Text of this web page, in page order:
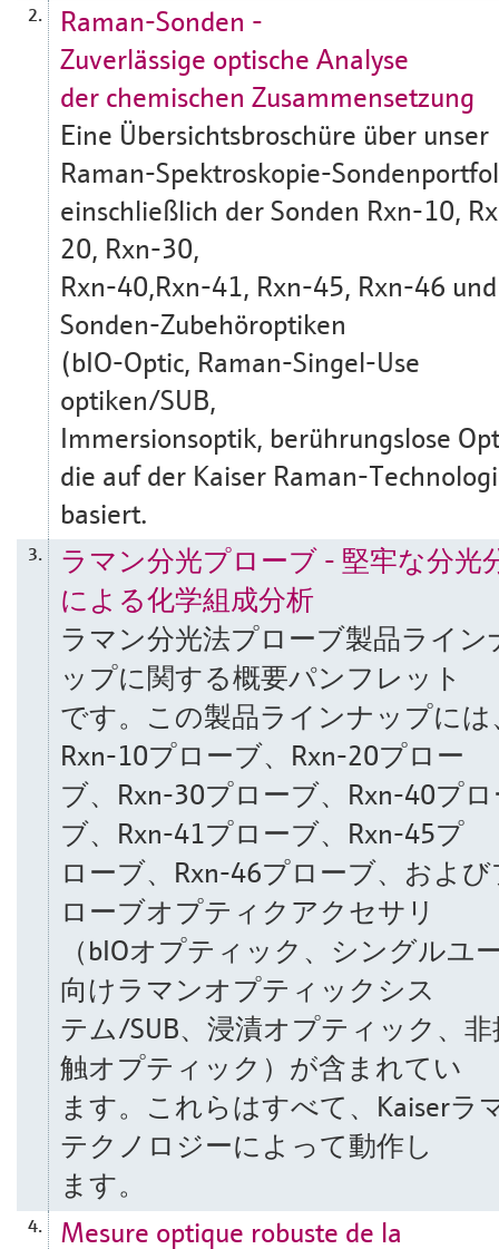
2.
Raman-Sonden -
Zuverlässige optische Analyse
der chemischen Zusammensetzung
Eine Übersichtsbroschüre über unser
Raman-Spektroskopie-
einschließlich der Sonden Rxn-10,
20, Rxn-30,
Rxn-40,Rxn-41, Rxn-45, Rxn-46 und
Sonden-Zubehöroptiken
(bIO-Optic, Raman-Singel-Use
optiken/SUB,
Immersionsoptik, berührungslose
die auf der Kaiser Raman-
basiert.
3.
ラマン分光プローブ - 堅牢な分光
による化学組成分析
ラマン分光法プローブ製品ライン
ップに関する概要パンフレット
です。この製品ラインナップには
Rxn-10プローブ、Rxn-20プロー
ブ、Rxn-30プローブ、Rxn-40プ
ブ、Rxn-41プローブ、Rxn-45プ
ローブ、Rxn-46プローブ、およ
ローブオプティクアクセサリ
（bIOオプティック、シングルユ
向けラマンオプティックシス
テム/SUB、浸漬オプティック、
触オプティック）が含まれてい
ます。これらはすべて、Kaiserラ
テクノロジーによって動作し
ます。
4. Mesure optique robuste de la